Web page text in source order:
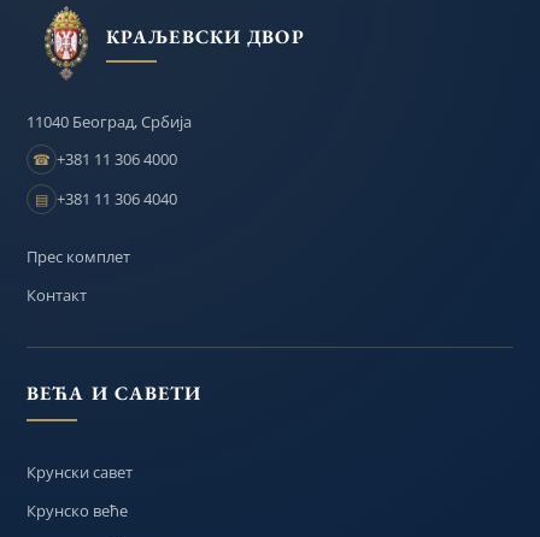
КРАЉЕВСКИ ДВОР
11040 Београд, Србија
☎ +381 11 306 4000
▤ +381 11 306 4040
Прес комплет
Контакт
ВЕЋА И САВЕТИ
Крунски савет
Крунско веће